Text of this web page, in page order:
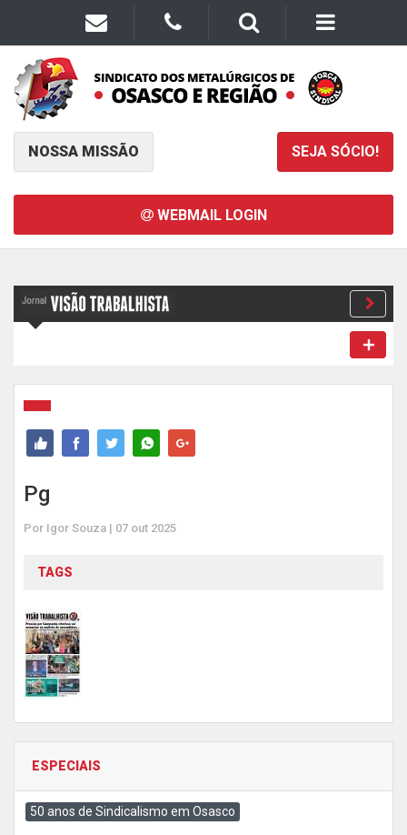
NOSSA MISSÃO SEJA SÓCIO!
WEBMAIL LOGIN
Pg
Por Igor Souza | 07 out 2025
TAGS
ESPECIAIS
50 anos de Sindicalismo em Osasco